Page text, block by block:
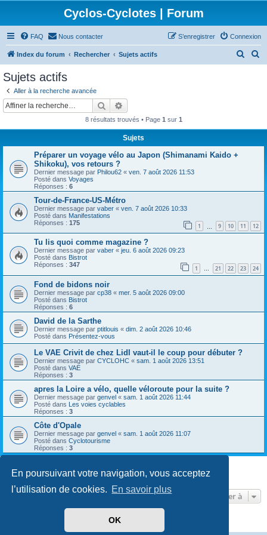
En poursuivant votre navigation, vous acceptez
l’utilisation de cookies. En savoir plus
OK
Cyclos-Cyclotes | Forum
FAQ Nous contacter Connexion
S’enregistrer
Index du forum Rechercher Sujets actifs
Sujets actifs
Aller à la recherche avancée
Rechercher
8 résultats trouvés • Page 1 sur 1
Sujets
Préparer un voyage vélo au Japon (Shimanami Kaido +
Shikoku), vos retours ?
Dernier message par Philou62 « ven. 7 août 2026 11:53
Posté dans Voyages
Réponses : 6
Tour-de-France-US-Métro
Dernier message par vaber « ven. 7 août 2026 10:33
Posté dans Manifestations
Réponses : 175 1 9 10 11 12
Tu lis quoi comme magazine ?
Dernier message par vaber « jeu. 6 août 2026 09:23
Posté dans Bistrot
Réponses : 347 1 … 21 22 23 24
Fond de bidons noir
Dernier message par cp38 « mer. 5 août 2026 09:00
Posté dans Bistrot
Réponses : 6
David de la Sarthe
Dernier message par ptitlouis « dim. 2 août 2026 10:46
Posté dans Présentez-vous
Le VAE Crivit de chez Lidl vaut-il le coup pour débuter ?
Dernier message par CYCLOHC « sam. 1 août 2026 13:51
Posté dans VAE
Réponses : 3
apres la Loire a vélo, quelle véloroute pour la suite ?
Dernier message par genvel « sam. 1 août 2026 11:44
Posté dans Les voies cyclables
Réponses : 3
Côte d'Opale
Dernier message par genvel « sam. 1 août 2026 11:07
Posté dans Cyclotourisme
Réponses : 3
8 résultats trouvés • Page1sur1
Aller à
phpBB ® Forum Software © phpBB Limited
phpBB-fr.com